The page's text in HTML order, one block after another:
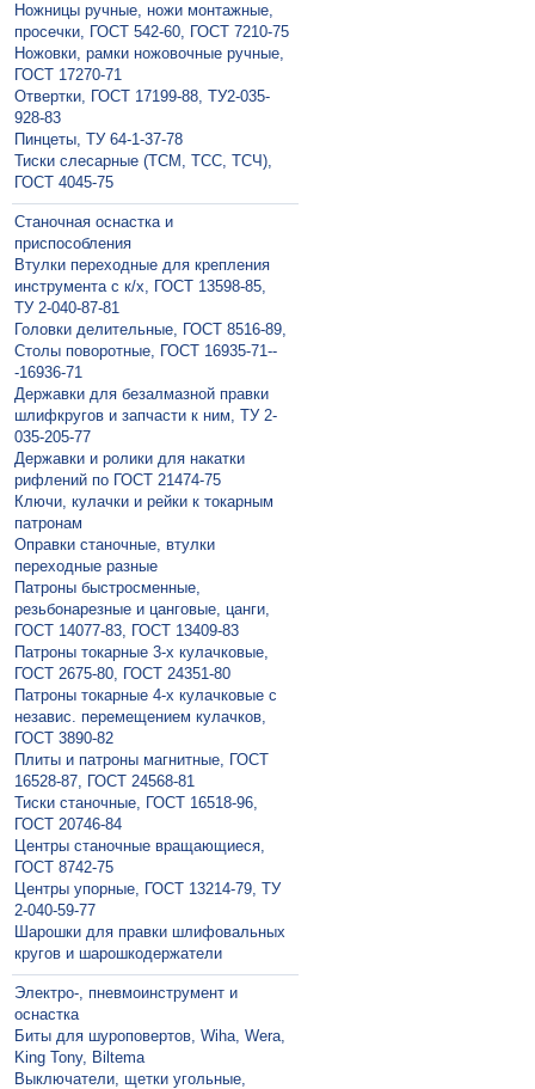
Ножницы ручные, ножи монтажные,
просечки, ГОСТ 542-60, ГОСТ 7210-75
Ножовки, рамки ножовочные ручные,
ГОСТ 17270-71
Отвертки, ГОСТ 17199-88, ТУ2-035-
928-83
Пинцеты, ТУ 64-1-37-78
Тиски слесарные (ТСМ, ТСС, ТСЧ),
ГОСТ 4045-75
Станочная оснастка и
приспособления
Втулки переходные для крепления
инструмента с к/х, ГОСТ 13598-85,
ТУ 2-040-87-81
Головки делительные, ГОСТ 8516-89,
Столы поворотные, ГОСТ 16935-71--
-16936-71
Державки для безалмазной правки
шлифкругов и запчасти к ним, ТУ 2-
035-205-77
Державки и ролики для накатки
рифлений по ГОСТ 21474-75
Ключи, кулачки и рейки к токарным
патронам
Оправки станочные, втулки
переходные разные
Патроны быстросменные,
резьбонарезные и цанговые, цанги,
ГОСТ 14077-83, ГОСТ 13409-83
Патроны токарные 3-х кулачковые,
ГОСТ 2675-80, ГОСТ 24351-80
Патроны токарные 4-х кулачковые с
независ. перемещением кулачков,
ГОСТ 3890-82
Плиты и патроны магнитные, ГОСТ
16528-87, ГОСТ 24568-81
Тиски станочные, ГОСТ 16518-96,
ГОСТ 20746-84
Центры станочные вращающиеся,
ГОСТ 8742-75
Центры упорные, ГОСТ 13214-79, ТУ
2-040-59-77
Шарошки для правки шлифовальных
кругов и шарошкодержатели
Электро-, пневмоинструмент и
оснастка
Биты для шуроповертов, Wiha, Wera,
King Tony, Biltema
Выключатели, щетки угольные,